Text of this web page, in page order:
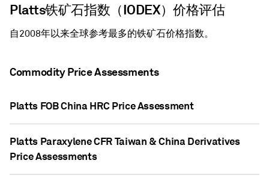
Platts铁矿石指数（IODEX）价格评估
自2008年以来全球参考最多的铁矿石价格指数。
Commodity Price Assessments
Platts FOB China HRC Price Assessment
Platts Paraxylene CFR Taiwan & China Derivatives
Price Assessments